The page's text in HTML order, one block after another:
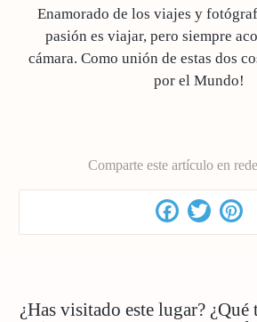
Enamorado de los viajes y
pasión es viajar, pero siempre
cámara. Como unión de estas dos
por el Mundo!
Comparte este artículo en
Facebook
Twitter
¿Has visitado este lugar? ¿Qué